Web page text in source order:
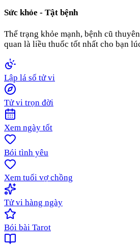
Sức khỏe - Tật bệnh
Thể trạng khỏe mạnh, bệnh cũ
quan là liều thuốc tốt nhất cho bạn
Lập lá số tử vi
Tử vi trọn đời
Xem ngày tốt
Bói tình yêu
Xem tuổi vợ chồng
Tử vi hàng ngày
Bói bài Tarot